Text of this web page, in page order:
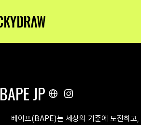
BAPE JP
베이프(BAPE)는 세상의 기준에 도전하고